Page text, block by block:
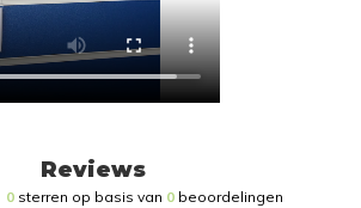
Reviews
0sterren op basis van 0beoordelingen